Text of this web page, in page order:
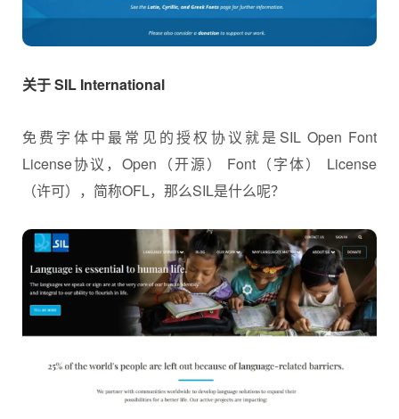
关于 SIL International
免费字体中最常见的授权协议就是SIL Open Font
License协议，Open（开源） Font（字体） License
（许可），简称OFL，那么SIL是什么呢？